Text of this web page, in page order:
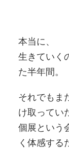
本当に、
生きていく
た半年間。
それでもま
け取ってい
個展という
く体感する